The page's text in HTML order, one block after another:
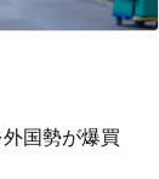
国勢が爆買